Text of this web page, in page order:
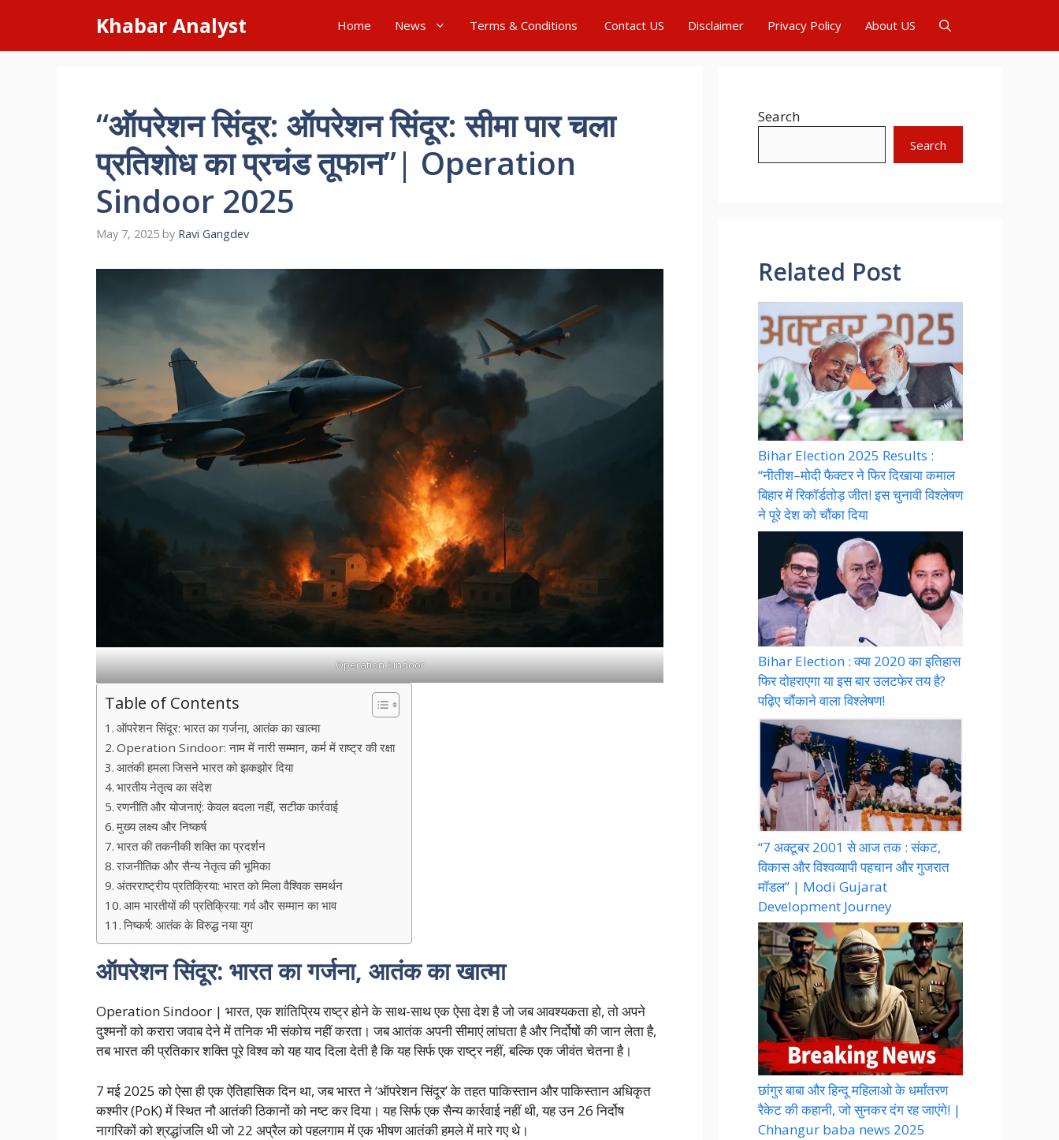
content
Khabar Analyst Home News Terms & Conditions Contact US Disclaimer Privacy Policy About US
“ऑपरेशन सिंदूर: ऑपरेशन सिंदूर: सीमा पार चला
प्रतिशोध का प्रचंड तूफान”| Operation
Sindoor 2025
May 7, 2025 by Ravi Gangdev
Operation Sindoor
Table of Contents
ऑपरेशन सिंदूर: भारत का गर्जना, आतंक का खात्मा
Operation Sindoor: नाम में नारी सम्मान, कर्म में राष्ट्र की रक्षा
आतंकी हमला जिसने भारत को झकझोर दिया
भारतीय नेतृत्व का संदेश
रणनीति और योजनाएं: केवल बदला नहीं, सटीक कार्रवाई
मुख्य लक्ष्य और निष्कर्ष
भारत की तकनीकी शक्ति का प्रदर्शन
राजनीतिक और सैन्य नेतृत्व की भूमिका
अंतरराष्ट्रीय प्रतिक्रिया: भारत को मिला वैश्विक समर्थन
आम भारतीयों की प्रतिक्रिया: गर्व और सम्मान का भाव
निष्कर्ष: आतंक के विरुद्ध नया युग
ऑपरेशन सिंदूर: भारत का गर्जना, आतंक का खात्मा
Operation Sindoor | भारत, एक शांतिप्रिय राष्ट्र होने के साथ-साथ एक ऐसा देश है जो जब आवश्यकता हो, तो अपने
दुश्मनों को करारा जवाब देने में तनिक भी संकोच नहीं करता। जब आतंक अपनी सीमाएं लांघता है और निर्दोषों की जान लेता है,
तब भारत की प्रतिकार शक्ति पूरे विश्व को यह याद दिला देती है कि यह सिर्फ एक राष्ट्र नहीं, बल्कि एक जीवंत चेतना है।
7 मई 2025 को ऐसा ही एक ऐतिहासिक दिन था, जब भारत ने ‘ऑपरेशन सिंदूर’ के तहत पाकिस्तान और पाकिस्तान अधिकृत
कश्मीर (PoK) में स्थित नौ आतंकी ठिकानों को नष्ट कर दिया। यह सिर्फ एक सैन्य कार्रवाई नहीं थी, यह उन 26 निर्दोष
नागरिकों को श्रद्धांजलि थी जो 22 अप्रैल को पहलगाम में एक भीषण आतंकी हमले में मारे गए थे।
Search
Search
Related Post
Bihar Election 2025 Results :
“नीतीश–मोदी फैक्टर ने फिर दिखाया कमाल
बिहार में रिकॉर्डतोड़ जीत! इस चुनावी विश्लेषण
ने पूरे देश को चौंका दिया
Bihar Election : क्या 2020 का इतिहास
फिर दोहराएगा या इस बार उलटफेर तय है?
पढ़िए चौंकाने वाला विश्लेषण!
“7 अक्टूबर 2001 से आज तक : संकट,
विकास और विश्वव्यापी पहचान और गुजरात
मॉडल” | Modi Gujarat
Development Journey
छांगुर बाबा और हिन्दू महिलाओ के धर्मांतरण
रैकेट की कहानी, जो सुनकर दंग रह जाएंगे! |
Chhangur baba news 2025